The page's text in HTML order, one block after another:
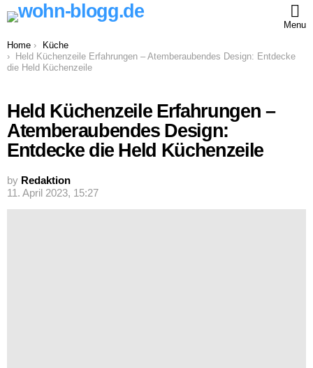
Menu
You are here:
Home
Küche
Held Küchenzeile Erfahrungen – Atemberaubendes Design: Entdecke
die Held Küchenzeile
Held Küchenzeile Erfahrungen –
Atemberaubendes Design:
Entdecke die Held Küchenzeile
by Redaktion
11. April 2023, 15:27